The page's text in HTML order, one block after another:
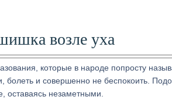
возле уха
которые в народе попросту
болеть и совершенно не беспокоить.
оставаясь незаметными.